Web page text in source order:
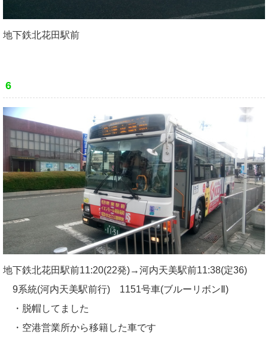
地下鉄北花田駅前
6
地下鉄北花田駅前11:20(22発)→河内天美駅前11:38(定36)
9系統(河内天美駅前行) 1151号車(ブルーリボンⅡ)
・脱帽してました
・空港営業所から移籍した車です